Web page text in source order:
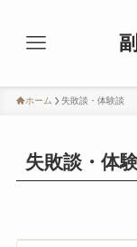
ホーム 失敗談・体験談
失敗談・体